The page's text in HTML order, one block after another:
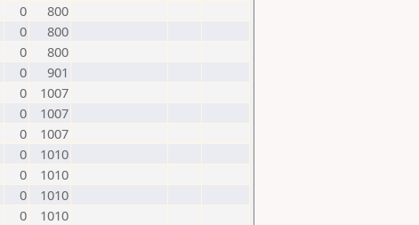
0
800
0
800
0
800
0
901
0
1007
0
1007
0
1007
0
1010
0
1010
0
1010
0
1010